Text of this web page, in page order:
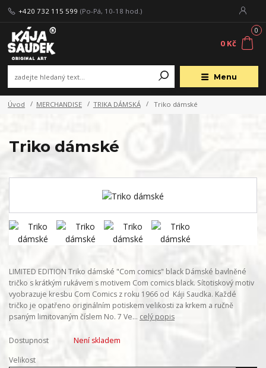
Menu
+420 732 115 599 (Po-Pá, 10-18 hod.)
0
0 Kč
Úvod MERCHANDISE TRIKA DÁMSKÁ Triko dámské
Triko dámské
LIMITED EDITION Triko dámské "Com comics" black Dámské bavlněné
tričko s krátkým rukávem s motivem Com comics black. Sítotiskový motiv
vyobrazuje kresbu Com Comics z roku 1966 od Káji Saudka. Každé
tričko je opatřeno originálním potiskem velikosti za krkem a ručně
psaným limitovaným číslem No. 7 Ve... celý popis
Dostupnost
Není skladem
Velikost